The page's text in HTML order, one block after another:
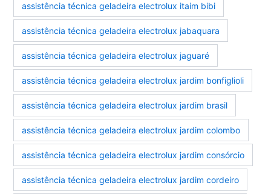
assistência técnica geladeira electrolux itaim bibi
assistência técnica geladeira electrolux jabaquara
assistência técnica geladeira electrolux jaguaré
assistência técnica geladeira electrolux jardim bonfiglioli
assistência técnica geladeira electrolux jardim brasil
assistência técnica geladeira electrolux jardim colombo
assistência técnica geladeira electrolux jardim consórcio
assistência técnica geladeira electrolux jardim cordeiro